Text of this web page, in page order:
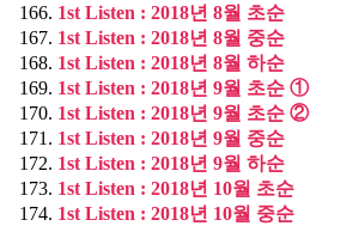
1st Listen : 2018년 8월 초순
1st Listen : 2018년 8월 중순
1st Listen : 2018년 8월 하순
1st Listen : 2018년 9월 초순 ①
1st Listen : 2018년 9월 초순 ②
1st Listen : 2018년 9월 중순
1st Listen : 2018년 9월 하순
1st Listen : 2018년 10월 초순
1st Listen : 2018년 10월 중순